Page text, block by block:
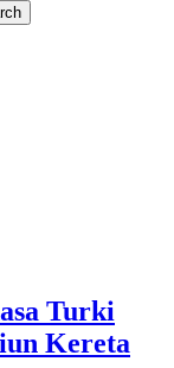
Turki
Kereta